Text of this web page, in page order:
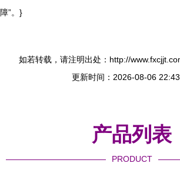
障”。}
如若转载，请注明出处：http://
更新时间：2026-08-06
产品列表
PRODUCT